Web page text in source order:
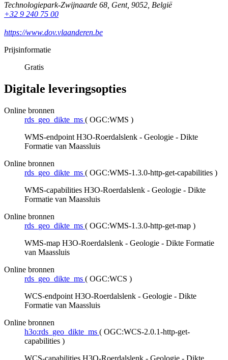
Technologiepark-Zwijnaarde 68, Gent, 9052, België
+32 9 240 75 00
https://www.dov.vlaanderen.be
Prijsinformatie
Gratis
Digitale leveringsopties
Online bronnen
rds_geo_dikte_ms ( OGC:WMS )
WMS-endpoint H3O-Roerdalslenk - Geologie - Dikte
Formatie van Maassluis
Online bronnen
rds_geo_dikte_ms ( OGC:WMS-1.3.0-http-get-capabilities )
WMS-capabilities H3O-Roerdalslenk - Geologie - Dikte
Formatie van Maassluis
Online bronnen
rds_geo_dikte_ms ( OGC:WMS-1.3.0-http-get-map )
WMS-map H3O-Roerdalslenk - Geologie - Dikte Formatie
van Maassluis
Online bronnen
rds_geo_dikte_ms ( OGC:WCS )
WCS-endpoint H3O-Roerdalslenk - Geologie - Dikte
Formatie van Maassluis
Online bronnen
h3o:rds_geo_dikte_ms ( OGC:WCS-2.0.1-http-get-
capabilities )